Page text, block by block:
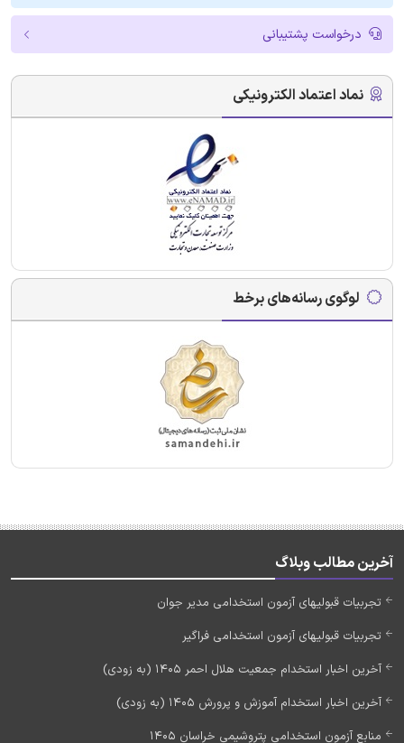
درخواست پشتیبانی
نماد اعتماد الکترونیکی
لوگوی رسانه‌های برخط
آخرین مطالب وبلاگ
تجربیات قبولیهای آزمون استخدامی مدیر جوان
تجربیات قبولیهای آزمون استخدامی فراگیر
آخرین اخبار استخدام جمعیت هلال احمر 1405 (به زودی)
آخرین اخبار استخدام آموزش و پرورش 1405 (به زودی)
منابع آزمون استخدامی پتروشیمی خراسان 1405